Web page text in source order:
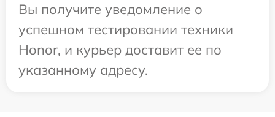
Вы получите уведомление о
успешном тестировании техники
Honor, и курьер доставит ее по
указанному адресу.